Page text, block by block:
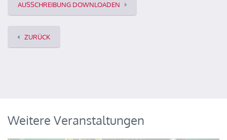
AUSSCHREIBUNG DOWNLOADEN
ZURÜCK
Weitere Veranstaltungen